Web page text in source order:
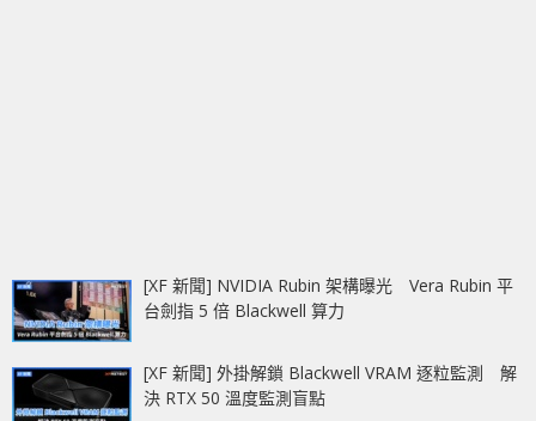
[XF 新聞] NVIDIA Rubin 架構曝光 Vera Rubin 平
台劍指 5 倍 Blackwell 算力
[XF 新聞] 外掛解鎖 Blackwell VRAM 逐粒監測 解
決 RTX 50 溫度監測盲點